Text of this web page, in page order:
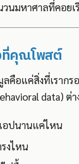
วนมหาศาลที่คอย
ที่คุณโพสต์
คือแค่สิ่งที่เรากร
data)
อปนานแค่ไหน
งไหน